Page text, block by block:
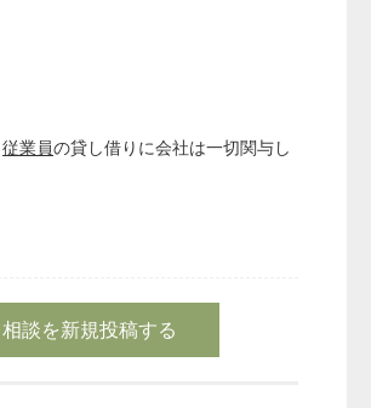
従業員の貸し借りに会社は一切関与し
相談を新規投稿する